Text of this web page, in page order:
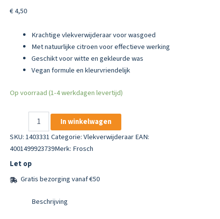
€4,50
Krachtige vlekverwijderaar voor wasgoed
Met natuurlijke citroen voor effectieve werking
Geschikt voor witte en gekleurde was
Vegan formule en kleurvriendelijk
Op voorraad (1-4 werkdagen levertijd)
Vlekverwijderaar
Citrus
Fleckenzwerg
ml
aantal
In winkelwagen
SKU:1403331Categorie:VlekverwijderaarEAN:
4001499923739Merk: Frosch
Let op
Gratis bezorging vanaf €50
Beschrijving